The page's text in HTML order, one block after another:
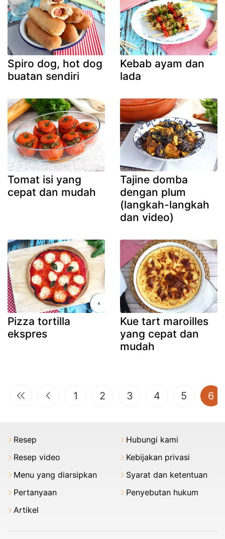
Spiro dog, hot dog
buatan sendiri
Kebab ayam dan
lada
Tomat isi yang
cepat dan mudah
Tajine domba
dengan plum
(langkah-langkah
dan video)
Pizza tortilla
ekspres
Kue tart maroilles
yang cepat dan
mudah
1 2 3 4 5 6
Resep
Resep video
Menu yang diarsipkan
Pertanyaan
Artikel
Hubungi kami
Kebijakan privasi
Syarat dan ketentuan
Penyebutan hukum